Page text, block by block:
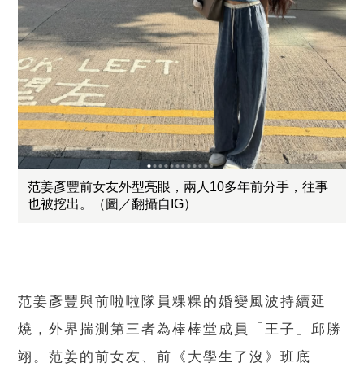
范姜彥豐前女友外型亮眼，兩人10多年前分手，往事
也被挖出。（圖／翻攝自IG）
范姜彥豐與前啦啦隊員粿粿的婚變風波持續延
燒，外界揣測第三者為棒棒堂成員「王子」邱勝
翊。范姜的前女友、前《大學生了沒》班底